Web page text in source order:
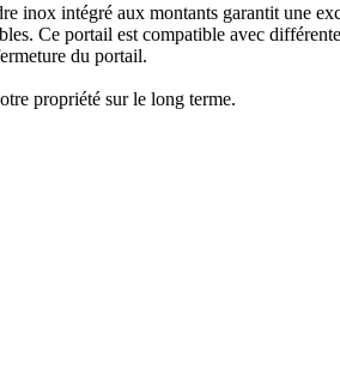
inox intégré aux montants garantit une
Ce portail est compatible avec
du portail.
propriété sur le long terme.